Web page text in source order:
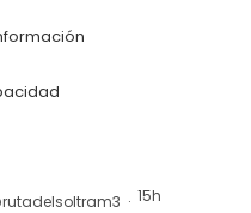
· 15h